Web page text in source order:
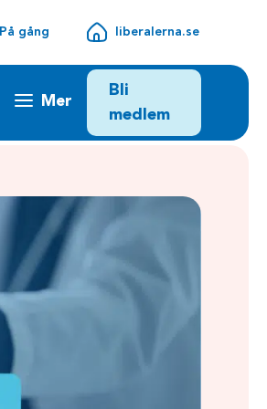
På gång liberalerna.se
Mer
Bli
medlem